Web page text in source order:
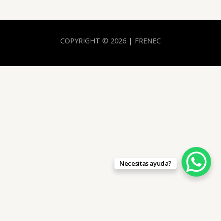
COPYRIGHT © 2026 | FRENEC
Necesitas ayuda?